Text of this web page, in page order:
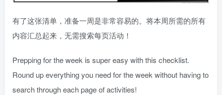
有了这张清单，准备一周是非常容易的。将本周所需的所有
内容汇总起来，无需搜索每页活动！
Prepping for the week is super easy with this checklist.
Round up everything you need for the week without having to
search through each page of activities!